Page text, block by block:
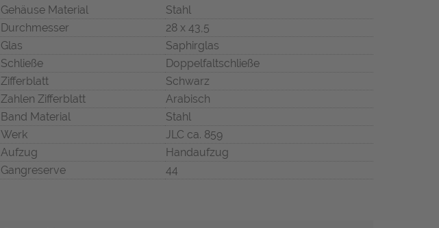
Gehäuse Material
Stahl
Durchmesser
28 x 43,5
Glas
Saphirglas
Schließe
Doppelfaltschließe
Zifferblatt
Schwarz
Zahlen Zifferblatt
Arabisch
Band Material
Stahl
Werk
JLC ca. 859
Aufzug
Handaufzug
Gangreserve
44